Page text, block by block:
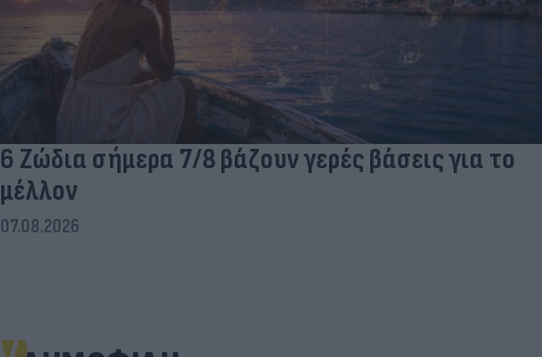
6 Ζώδια σήμερα 7/8 βάζουν γερές βάσεις για το
μέλλον
07.08.2026